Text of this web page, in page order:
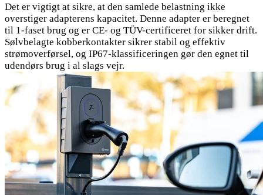
Det er vigtigt at sikre, at den samlede belastning ikke
overstiger adapterens kapacitet. Denne adapter er beregnet
til 1-faset brug og er CE- og TÜV-certificeret for sikker drift.
Sølvbelagte kobberkontakter sikrer stabil og effektiv
strømoverførsel, og IP67-klassificeringen gør den egnet til
udendørs brug i al slags vejr.